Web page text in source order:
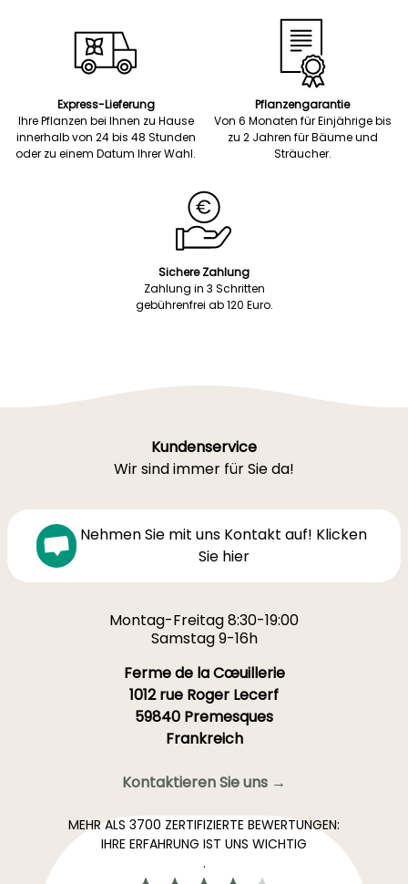
Express-Lieferung
Ihre Pflanzen bei Ihnen zu Hause
innerhalb von 24 bis 48 Stunden
oder zu einem Datum Ihrer Wahl.
Pflanzengarantie
Von 6 Monaten für Einjährige bis
zu 2 Jahren für Bäume und
Sträucher.
Sichere Zahlung
Zahlung in 3 Schritten
gebührenfrei ab 120 Euro.
Kundenservice
Wir sind immer für Sie da!
Nehmen Sie mit uns Kontakt auf! Klicken
Sie hier
Montag-Freitag 8:30-19:00
Samstag 9-16h
Ferme de la Cœuillerie
1012 rue Roger Lecerf
59840 Premesques
Frankreich
Kontaktieren Sie uns →
MEHR ALS 3700 ZERTIFIZIERTE BEWERTUNGEN:
IHRE ERFAHRUNG IST UNS WICHTIG
.